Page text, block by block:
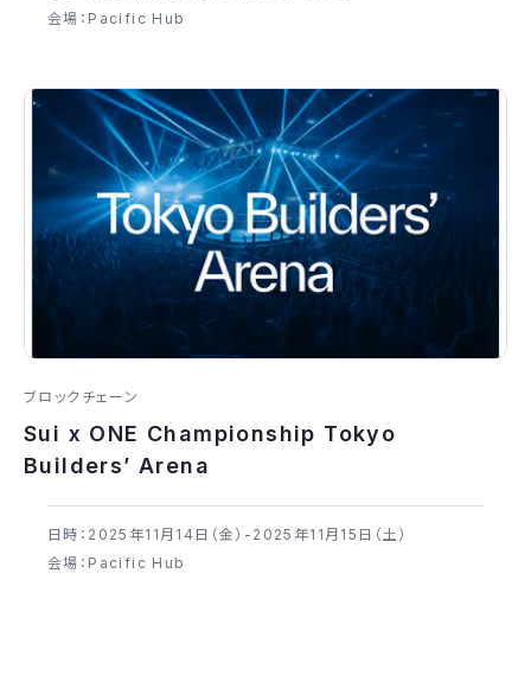
会場：Pacific Hub
ブロックチェーン
Sui x ONE Championship Tokyo
Builders’ Arena
日時：2025年​11月14日（金）-2025年​11月15日（土）
会場：Pacific Hub